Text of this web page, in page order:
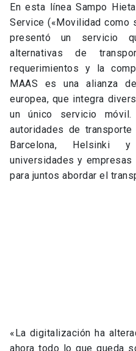
En esta línea Sampo
Service («Movilidad como
presentó un servicio
alternativas de
requerimientos y la
MAAS es una alianza
europea, que integra
un único servicio móvil.
autoridades de
Barcelona, Helsinki
universidades y
para juntos abordar el
«La digitalización ha
ahora todo lo que queda